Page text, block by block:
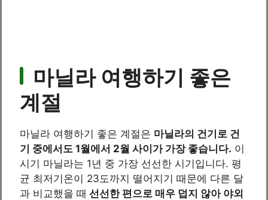
마닐라 여행하기 좋은
계절
마닐라 여행하기 좋은 계절은 마닐라의 건기로 건
기 중에서도 1월에서 2월 사이가 가장 좋습니다. 이
시기 마닐라는 1년 중 가장 선선한 시기입니다. 평
균 최저기온이 23도까지 떨어지기 때문에 다른 달
과 비교했을 때 선선한 편으로 매우 덥지 않아 야외